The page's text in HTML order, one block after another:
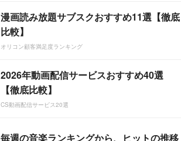
漫画読み放題サブスクおすすめ11選【徹底
比較】
オリコン顧客満足度ランキング
2026年動画配信サービスおすすめ40選
【徹底比較】
CS動画配信サービス20選
毎週の音楽ランキングから、ヒットの推移